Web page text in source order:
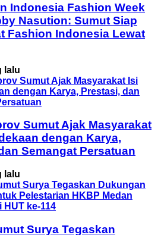
Indonesia Fashion Week
Nasution: Sumut Siap
Fashion Indonesia Lewat
lalu
Sumut Ajak Masyarakat
dengan Karya,
Semangat Persatuan
lalu
Surya Tegaskan